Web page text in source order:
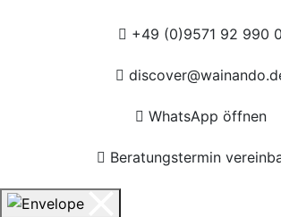
+49 (0)9571 92 990 0
WhatsApp öffnen
Beratungstermin